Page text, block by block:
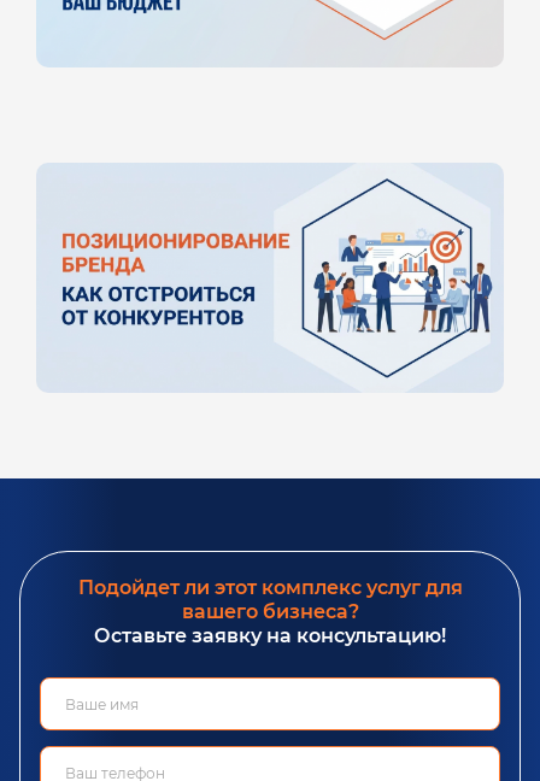
Подойдет ли этот комплекс услуг для
вашего бизнеса?
Оставьте заявку на консультацию!